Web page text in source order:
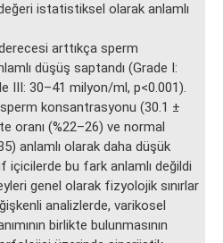
istatistiksel olarak anlamlı
arttıkça sperm
düşüş saptandı (Grade I:
III: 30–41 milyon/ml, p<0.001).
konsantrasyonu (30.1 ±
oranı (%22–26) ve normal
anlamlı olarak daha düşük
içicilerde bu fark anlamlı değildi
genel olarak fizyolojik sınırlar
analizlerde, varikosel
birlikte bulunmasının